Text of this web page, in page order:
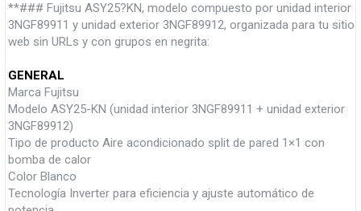
**### Fujitsu ASY25?KN, modelo compuesto por unidad interior
3NGF89911 y unidad exterior 3NGF89912, organizada para tu sitio
web sin URLs y con grupos en negrita:
GENERAL
Marca Fujitsu
Modelo ASY25-KN (unidad interior 3NGF89911 + unidad exterior
3NGF89912)
Tipo de producto Aire acondicionado split de pared 1×1 con
bomba de calor
Color Blanco
Tecnología Inverter para eficiencia y ajuste automático de